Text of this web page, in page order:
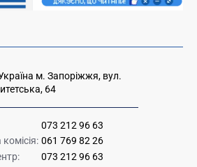
м. Запоріжжя, вул.
64
073 212 96 63
061 769 82 26
073 212 96 63